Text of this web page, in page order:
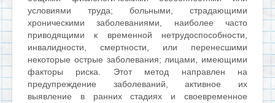
условиями труда; больными, страдающими
хроническими заболеваниями, наиболее часто
приводящими к временной нетрудоспособности,
инвалидности, смертности, или перенесшими
некоторые острые заболевания; лицами, имеющими
факторы риска. Этот метод направлен на
предупреждение заболеваний, активное их
выявление в ранних стадиях и своевременное